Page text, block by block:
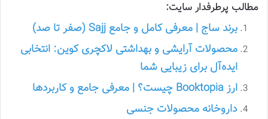
مطالب پرطرفدار سایت:
برند ساج | معرفی کامل و جامع Sajj (صفر تا صد)
محصولات آرایشی و بهداشتی لاکچری کوین: انتخابی
ایده‌آل برای زیبایی شما
ارز Booktopia چیست؟ | معرفی جامع و کاربردها
داروخانه محصولات جنسی